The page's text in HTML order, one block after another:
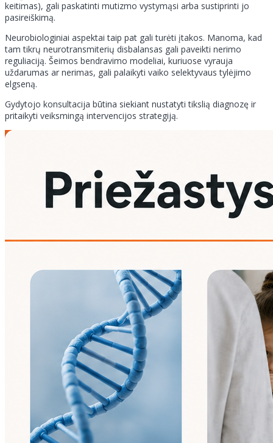
keitimas), gali paskatinti mutizmo vystymąsi arba sustiprinti jo
pasireiškimą.
Neurobiologiniai aspektai taip pat gali turėti įtakos. Manoma, kad
tam tikrų neurotransmiterių disbalansas gali paveikti nerimo
reguliaciją. Šeimos bendravimo modeliai, kuriuose vyrauja
uždarumas ar nerimas, gali palaikyti vaiko selektyvaus tylėjimo
elgseną.
Gydytojo konsultacija būtina siekiant nustatyti tikslią diagnozę ir
pritaikyti veiksmingą intervencijos strategiją.